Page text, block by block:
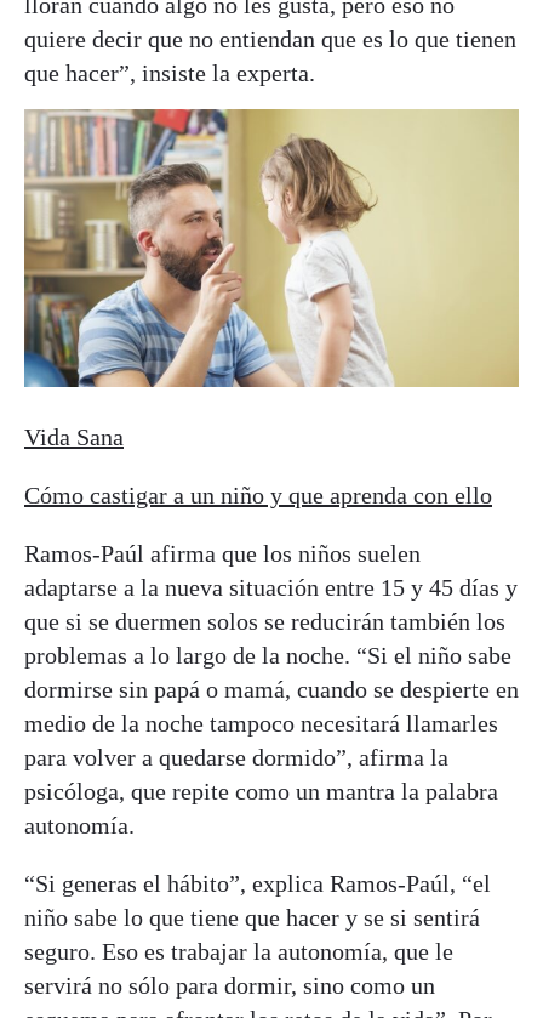
quiere decir que no entiendan que es lo que tienen
que hacer”, insiste la experta.
Vida Sana
Cómo castigar a un niño y que aprenda con ello
Ramos-Paúl afirma que los niños suelen
adaptarse a la nueva situación entre 15 y 45 días y
que si se duermen solos se reducirán también los
problemas a lo largo de la noche. “Si el niño sabe
dormirse sin papá o mamá, cuando se despierte en
medio de la noche tampoco necesitará llamarles
para volver a quedarse dormido”, afirma la
psicóloga, que repite como un mantra la palabra
autonomía.
“Si generas el hábito”, explica Ramos-Paúl, “el
niño sabe lo que tiene que hacer y se si sentirá
seguro. Eso es trabajar la autonomía, que le
servirá no sólo para dormir, sino como un